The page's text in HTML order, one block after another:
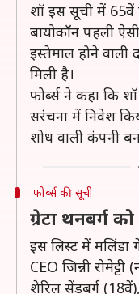
शॉ इस सूची में 65वें
बायोकॉन पहली
इस्तेमाल होने
मिली है।
फोर्ब्स ने कहा कि
सरंचना में निवेश
शोध वाली कंपनी
फोर्ब्स की सूची
ग्रेटा थनबर्ग
इस लिस्ट में
CEO जिन्नी
शेरिल सेंडबर्ग